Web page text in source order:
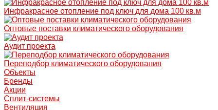
Инфракрасное отопление под ключ для дома 100 кв.м
Оптовые поставки климатического оборудования
Аудит проекта
Переподбор климатического оборудования
Объекты
Бренды
Акции
Сплит-системы
Вентиляция